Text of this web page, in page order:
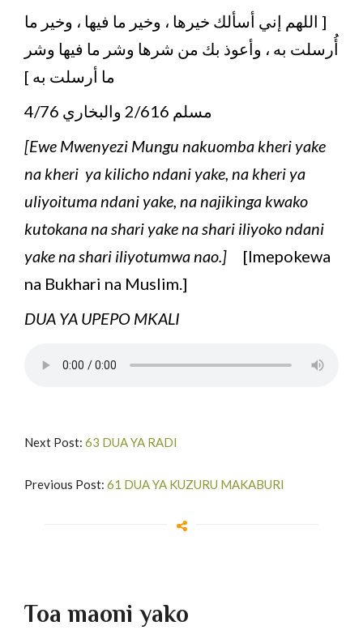
[ اللهم إني أسألك خيرها ، وخير ما فيها ، وخير ما
أُرسلت به ، وأعوذ بك من شرها وشر ما فيها وشر
ما أرسلت به ]
مسلم 2/616 والبخاري 4/76
[Ewe Mwenyezi Mungu nakuomba kheri yake
na kheri ya kilicho ndani yake, na kheri ya
uliyoituma ndani yake, na najikinga kwako
kutokana na shari yake na shari iliyoko ndani
yake na shari iliyotumwa nao.]
[Imepokewa
na Bukhari na Muslim.]
DUA YA UPEPO MKALI
Next Post: 63 DUA YA RADI
Previous Post: 61 DUA YA KUZURU MAKABURI
Toa maoni yako